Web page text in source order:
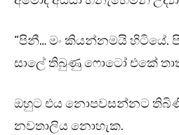
“පිනී… මං කියන්නමයි හිටියේ.
සාලේ තිබුණු ෆොටෝ එකේ
ඔහුට එය නොපවසන්නට
නවතාලිය නොහැක.